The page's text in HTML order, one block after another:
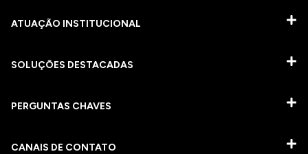
ATUAÇÃO INSTITUCIONAL
SOLUÇÕES DESTACADAS
PERGUNTAS CHAVES​
CANAIS DE CONTATO